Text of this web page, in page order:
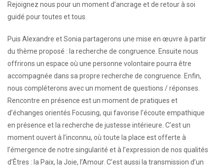
Rejoignez nous pour un moment d’ancrage et de retour à soi
guidé pour toutes et tous.
Puis Alexandre et Sonia partagerons une mise en œuvre à partir
du thème proposé : la recherche de congruence. Ensuite nous
offrirons un espace où une personne volontaire pourra être
accompagnée dans sa propre recherche de congruence. Enfin,
nous compléterons avec un moment de questions / réponses.
Rencontre en présence est un moment de pratiques et
d’échanges orientés Focusing, qui favorise l’écoute empathique
en présence et la recherche de justesse intérieure. C’est un
moment ouvert à l’inconnu, où toute la place est offerte à
l’émergence de notre singularité et à l’expression de nos qualités
d’Êtres : la Paix, la Joie, l’Amour. C’est aussi la transmission d’un